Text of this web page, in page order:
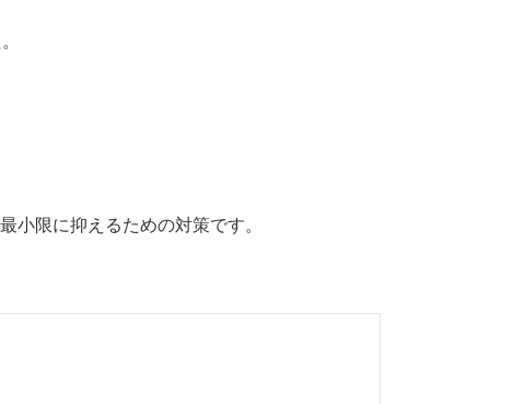
小限に抑えるための対策です。